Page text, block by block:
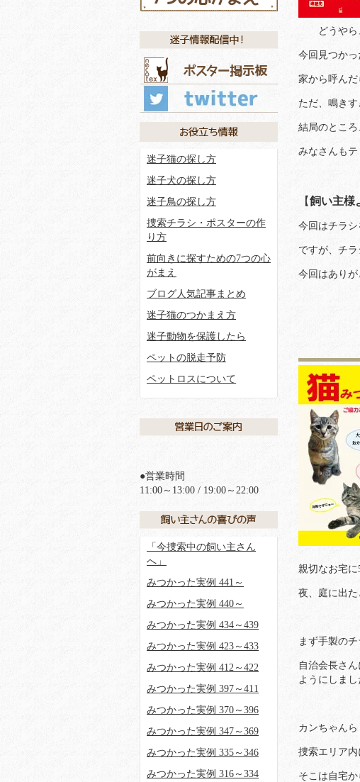
迷子猫の探し方
迷子犬の探し方
迷子鳥の探し方
捜索チラシ・ポスターの作
り方
前向きに探すための7つの心
がまえ
ブログ人気記事まとめ
迷子猫のつかまえ方
迷子動物を保護したら
ペットの脱走予防
ペットロスについて
●営業時間
11:00～13:00 / 19:00～22:00
「今捜索中の飼い主さん
へ」
みつかった実例 441～
みつかった実例 440～
みつかった実例 434～439
みつかった実例 423～433
みつかった実例 412～422
みつかった実例 397～411
みつかった実例 370～396
みつかった実例 347～369
みつかった実例 335～346
みつかった実例 316～334
どうやら、
今回見つか
家から呼ん
ただ、鳴き
結局のとこ
みなさんも
【飼い主様
今回はチラシ
ですが、チ
今回はあり
親切なお宅に
夜、庭に出
まず手製の
自治会長さ
ようにしまし
カンちゃん
捜索エリア
そこは自宅